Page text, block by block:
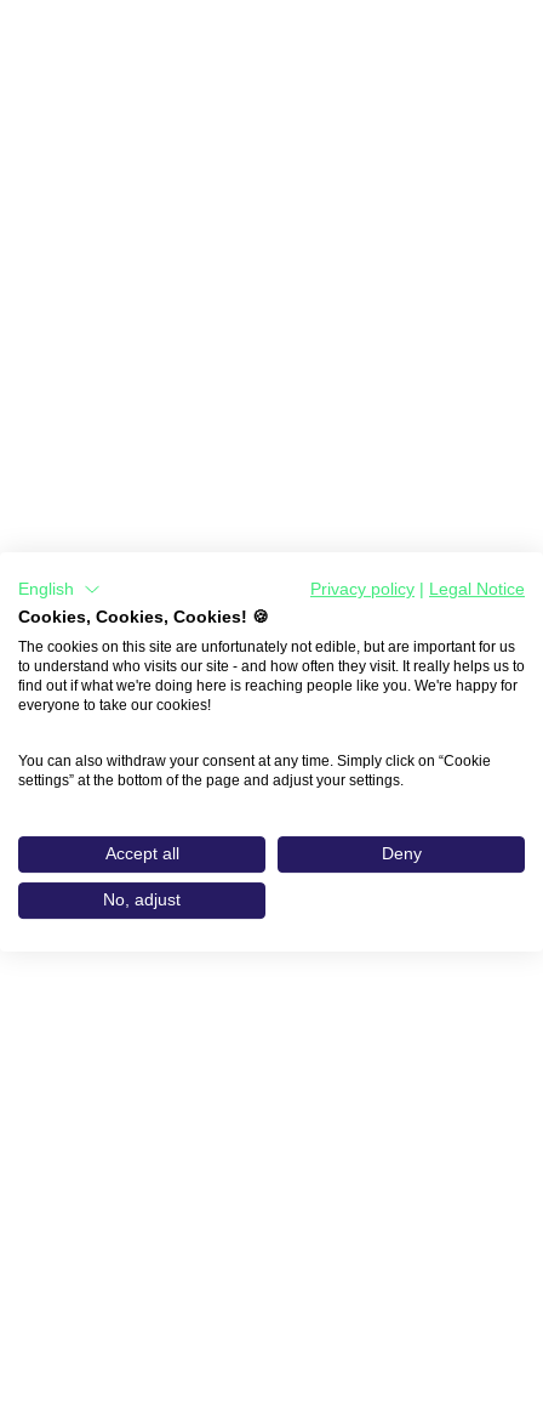
English Privacy policy
Legal Notice
Cookies, Cookies, Cookies! 🍪
The cookies on this site are unfortunately not edible, but are important for us
to understand who visits our site - and how often they visit. It really helps us to
find out if what we're doing here is reaching people like you. We're happy for
everyone to take our cookies!
You can also withdraw your consent at any time. Simply click on “Cookie
settings” at the bottom of the page and adjust your settings.
Accept all Deny
No, adjust